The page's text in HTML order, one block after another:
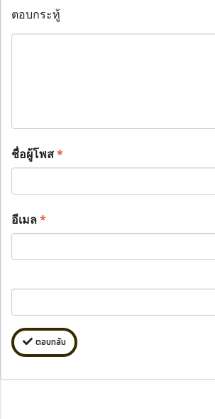
ตอบกระทู้
ชื่อผู้โพส*
อีเมล*
ตอบกลับ